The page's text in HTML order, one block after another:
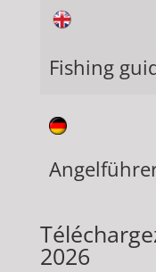
Fishing
2026